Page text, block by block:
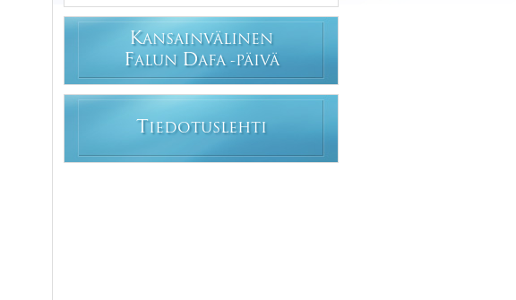
KANSAINVÄLINEN
FALUN DAFA -PÄIVÄ
T IEDOTUSLEHTI